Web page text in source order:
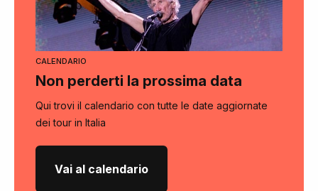
CALENDARIO
Non perderti la prossima data
Qui trovi il calendario con tutte le date aggiornate
dei tour in Italia
Vai al calendario